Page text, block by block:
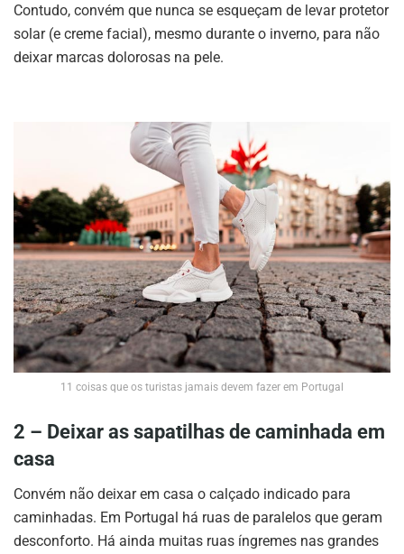
Contudo, convém que nunca se esqueçam de levar protetor
solar (e creme facial), mesmo durante o inverno, para não
deixar marcas dolorosas na pele.
11 coisas que os turistas jamais devem fazer em Portugal
2 – Deixar as sapatilhas de caminhada em
casa
Convém não deixar em casa o calçado indicado para
caminhadas. Em Portugal há ruas de paralelos que geram
desconforto. Há ainda muitas ruas íngremes nas grandes